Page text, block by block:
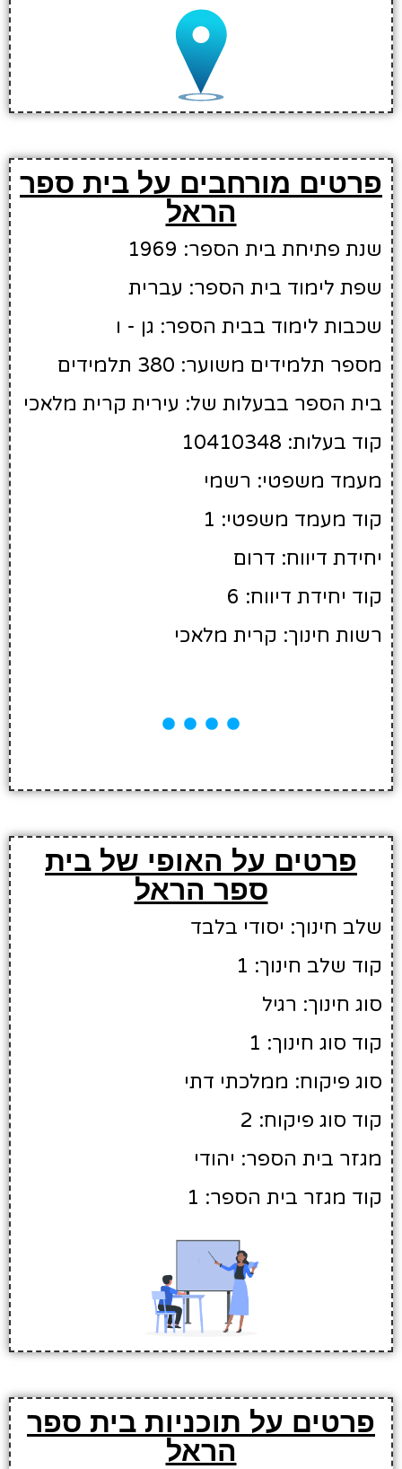
פרטים מורחבים על בית ספר
הראל
שנת פתיחת בית הספר: 1969
שפת לימוד בית הספר: עברית
שכבות לימוד בבית הספר: גן - ו
מספר תלמידים משוער: 380 תלמידים
בית הספר בבעלות של: עירית קרית מלאכי
קוד בעלות: 10410348
מעמד משפטי: רשמי
קוד מעמד משפטי: 1
יחידת דיווח: דרום
קוד יחידת דיווח: 6
רשות חינוך: קרית מלאכי
פרטים על האופי של בית
ספר הראל
שלב חינוך: יסודי בלבד
קוד שלב חינוך: 1
סוג חינוך: רגיל
קוד סוג חינוך: 1
סוג פיקוח: ממלכתי דתי
קוד סוג פיקוח: 2
מגזר בית הספר: יהודי
קוד מגזר בית הספר: 1
פרטים על תוכניות בית ספר
הראל